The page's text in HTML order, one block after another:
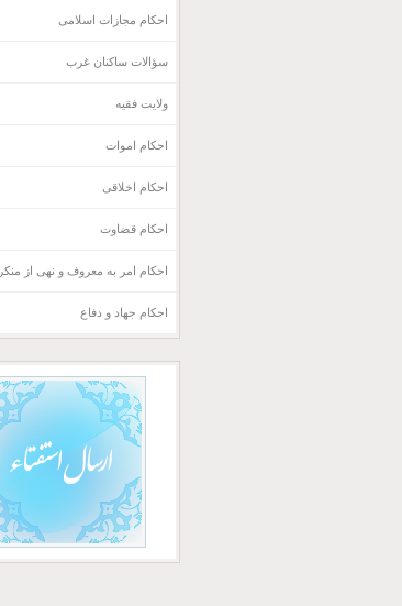
احکام مجازات اسلامی
سؤالات ساکنان غرب
ولایت فقیه
احکام اموات
احکام اخلاقی
احکام قضاوت
احکام امر به معروف و نهی از منکر
احکام جهاد و دفاع